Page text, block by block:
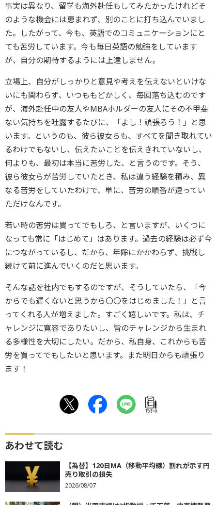
事実は異なり、留学も海外赴任もしてみたかったけれどそ
のような機会には恵まれず、別のことに打ち込んでいまし
た。したがって、今も、英語でのコミュニケーションにと
ても苦労しています。今も毎日英語の勉強をしています
が、自分の期待するようには上達しません。
立場上、自分がしっかりと意見や考えを伝えないといけな
いにも関わらず、いつももどかしく、毎回落ち込むのです
が、海外赴任中の友人やMBAホルダーの友人にその不甲斐
ない気持ちを吐露するたびに、「よし！頑張ろう！」と思
います。というのも、彼ら彼女らも、すべてを聞き取れてい
るわけでもないし、伝えたいことを伝えきれていないし、
何よりも、最初は本当に苦労した、と言うのです。そう、
彼ら彼女らが苦労していたとき、私は違う経験を積み、異
なる苦労をしていたわけで、単に、苦労の順番が違ってい
ただけなんです。
若い時の苦労は買ってでもしろ、と言いますが、いくつに
なっても常に「はじめて」はあります。過去の経験は必ず今
につながっているし、だから、年齢にかかわらず、挑戦し
続けて前に進んでいくのだと思います。
そんな話を社内でもするのですが、そうしていたら、「今
からでも遅くないと思うから〇〇をはじめました！」と言
ってくれる人が増えました。すごく嬉しいです。私は、チ
ャレンジに寛容でありたいし、皆のチャレンジから生まれ
る多様性を大切にしたい。だから、私自身、これからも苦
労を買ってでもしたいと思います。また明日からも頑張り
ます！
ｱﾝｹｰﾄ
あわせて読む
【為替】120日MA（移動平均線）割れが示す円
売り取引の損失
2026/08/07